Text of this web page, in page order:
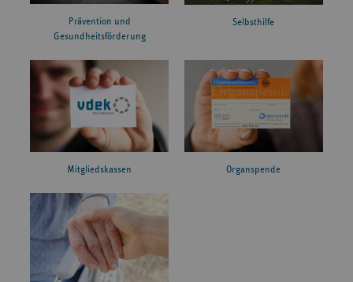
Prävention und
Gesundheitsförderung
Selbsthilfe
Mitgliedskassen Organspende